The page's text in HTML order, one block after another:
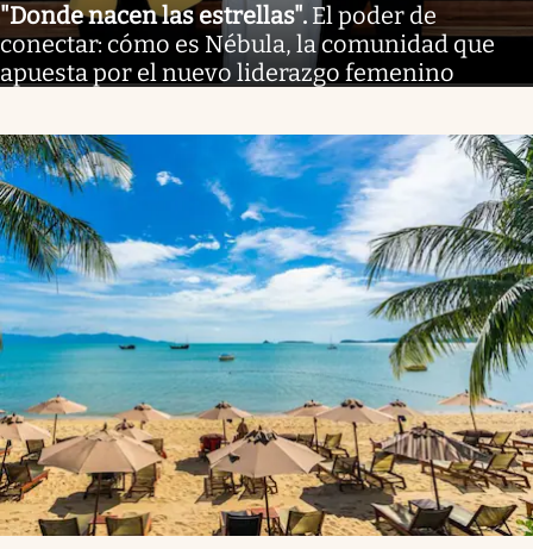
"Donde nacen las estrellas". El poder de
conectar: cómo es Nébula, la comunidad que
apuesta por el nuevo liderazgo femenino